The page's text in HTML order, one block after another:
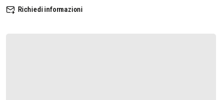
Richiedi informazioni